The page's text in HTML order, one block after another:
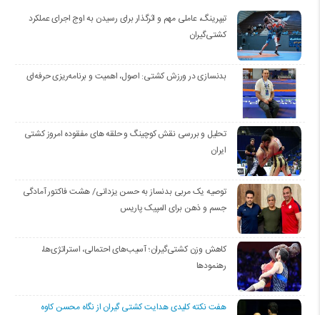
تیپرینگ، عاملی مهم و اثرگذار برای رسیدن به اوج اجرای عملکرد
کشتی‌گیران
بدنسازی در ورزش کشتی: اصول، اهمیت و برنامه‌ریزی حرفه‌ای
تحلیل و بررسی نقش کوچینگ و حلقه های مفقوده امروز کشتی
ایران
توصیه یک مربی بدنساز به حسن یزدانی/ هشت فاکتور آمادگی
جسم و ذهن برای المپیک پاریس
کاهش وزن کشتی‌گیران؛ آسیب‌های احتمالی، استراتژی‌ها،
رهنمودها
هفت نکته کلیدی هدایت کشتی گیران از نگاه محسن کاوه